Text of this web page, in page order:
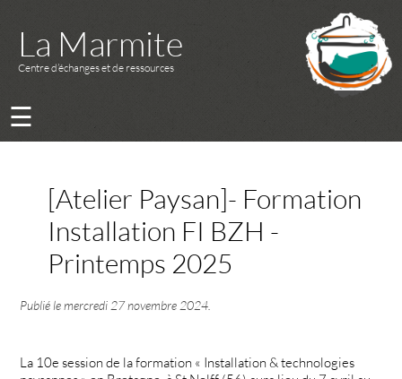
La Marmite
Centre d’échanges et de ressources
☰
[Atelier Paysan]- Formation
Installation FI BZH -
Printemps 2025
Publié lemercredi 27 novembre 2024
La 10e session de la formation « Installation & technologies